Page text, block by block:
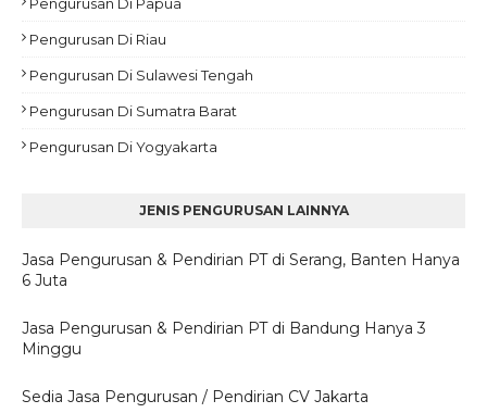
Pengurusan Di Riau
Pengurusan Di Sulawesi Tengah
Pengurusan Di Sumatra Barat
Pengurusan Di Yogyakarta
JENIS PENGURUSAN LAINNYA
Jasa Pengurusan & Pendirian PT di Serang, Banten Hanya
6 Juta
Jasa Pengurusan & Pendirian PT di Bandung Hanya 3
Minggu
Sedia Jasa Pengurusan / Pendirian CV Jakarta